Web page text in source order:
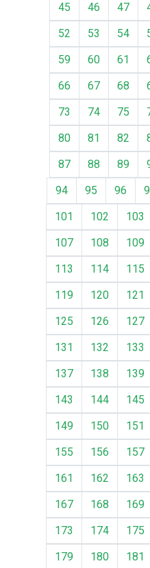
45
46 47
52
53 54
59
60 61
66
67 68
73
74 75
80
81 82
87
88 89
94
95 96
101
102 103
107
108 109
113
114 115
119
120 121
125
126 127
131
132 133
137
138 139
143
144 145
149
150 151
155
156 157
161
162 163
167
168 169
173
174 175
179
180 181